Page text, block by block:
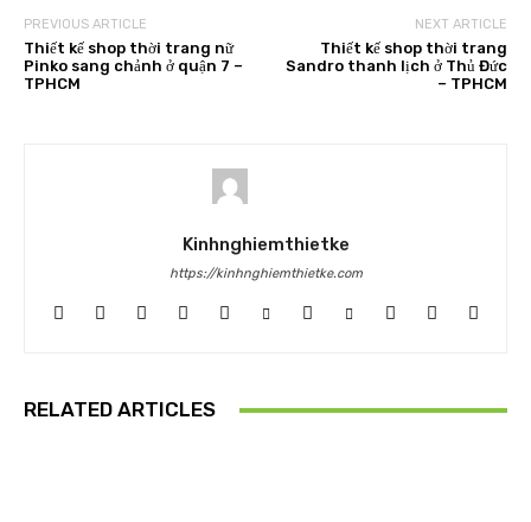
PREVIOUS ARTICLE
Thiết kế shop thời trang nữ
Pinko sang chảnh ở quận 7 –
TPHCM
NEXT ARTICLE
Thiết kế shop thời trang
Sandro thanh lịch ở Thủ Đức
– TPHCM
Kinhnghiemthietke
https://kinhnghiemthietke.com
RELATED ARTICLES